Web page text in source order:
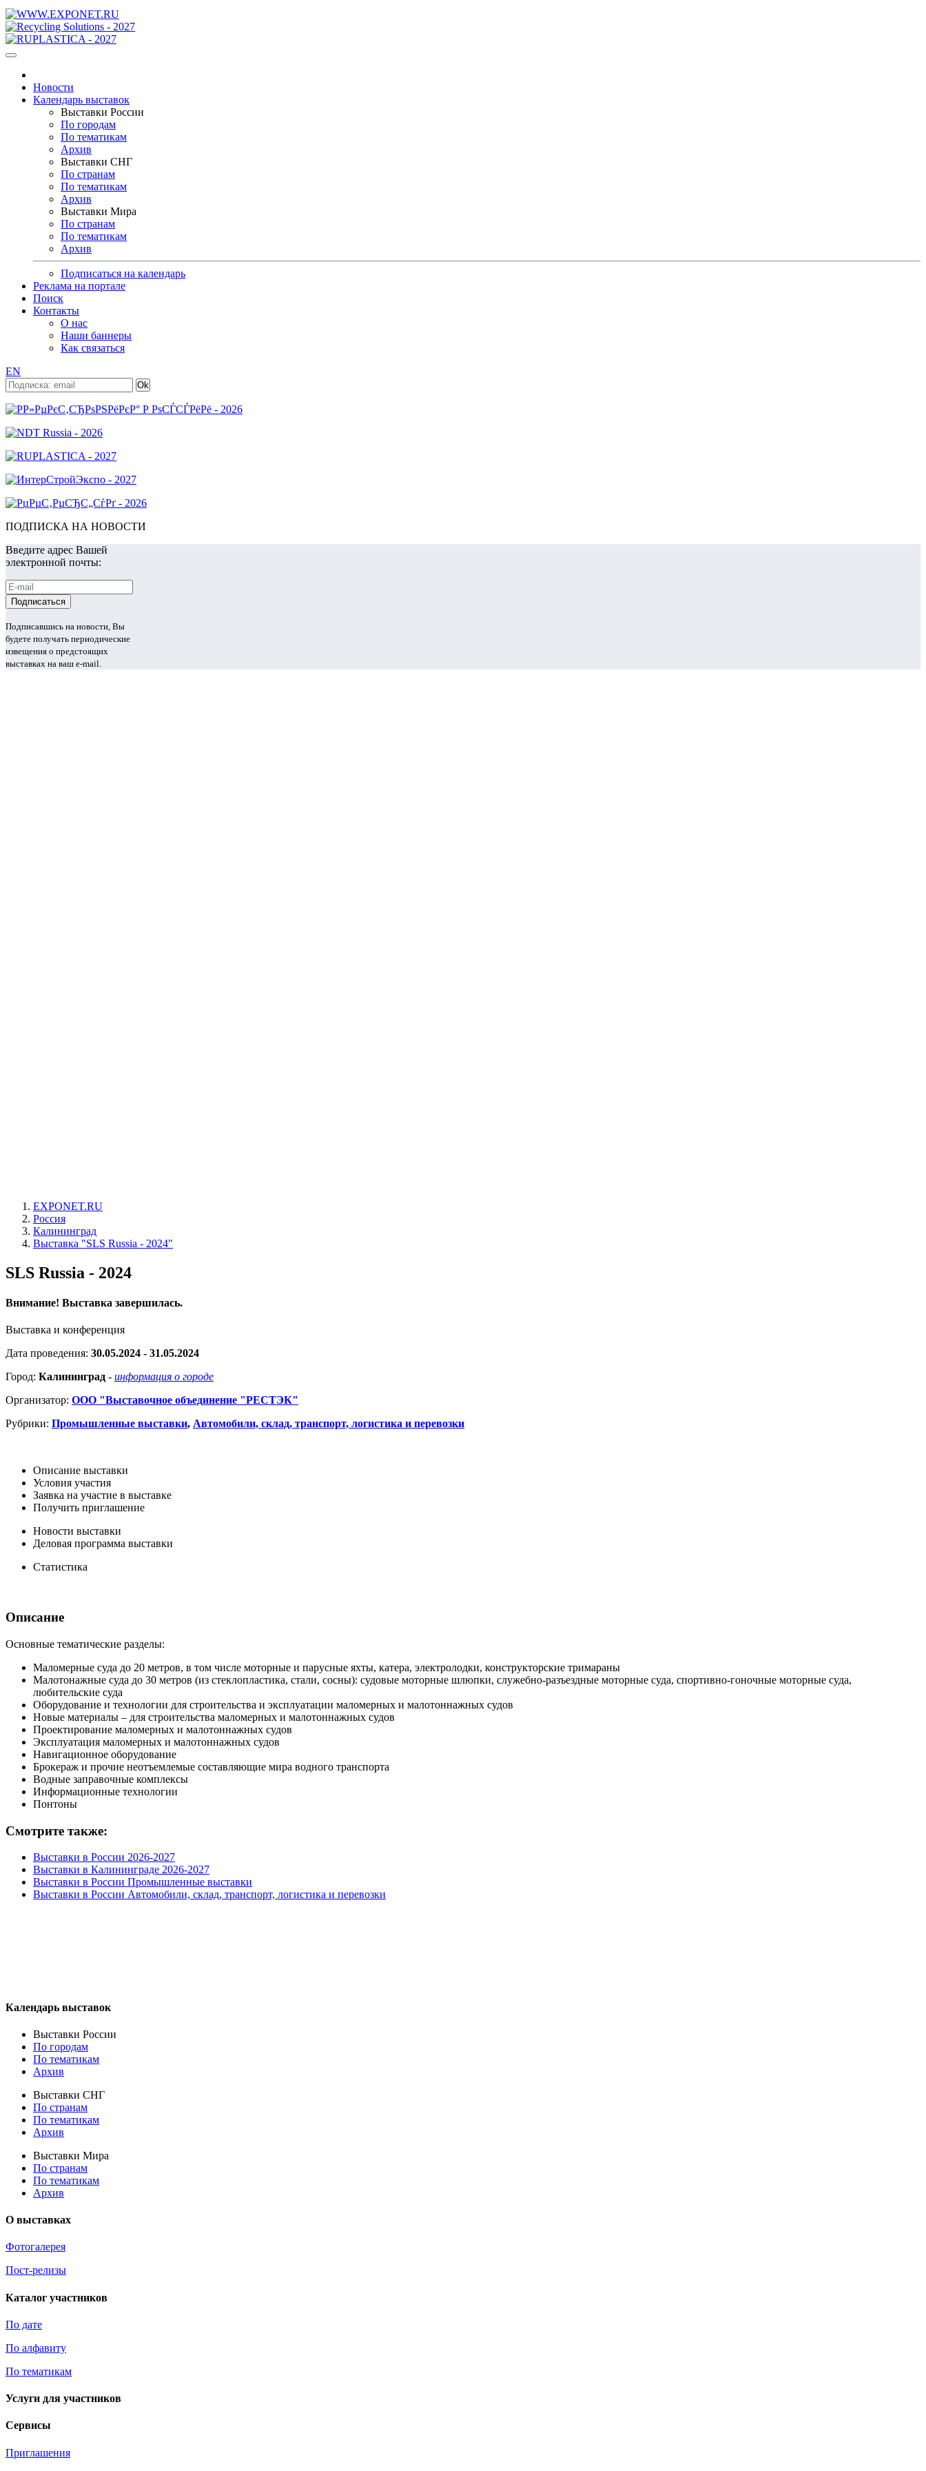
Новости
Календарь выставок
Выставки России
По городам
По тематикам
Архив
Выставки СНГ
По странам
По тематикам
Архив
Выставки Мира
По странам
По тематикам
Архив
Подписаться на календарь
Реклама на портале
Поиск
Контакты
О нас
Наши баннеры
Как связаться
EN
ПОДПИСКА НА НОВОСТИ
Введите адрес Вашей
электронной почты:
Подписавшись на новости, Вы
будете получать периодические
извещения о предстоящих
выставках на ваш e-mail.
EXPONET.RU
Россия
Калининград
Выставка "SLS Russia - 2024"
SLS Russia - 2024
Внимание! Выставка завершилась.
Выставка и конференция
Дата проведения: 30.05.2024 - 31.05.2024
Город: Калининград - информация о городе
Организатор: ООО "Выставочное объединение "РЕСТЭК"
Рубрики: Промышленные выставки, Автомобили, склад, транспорт, логистика и перевозки
Описание выставки
Условия участия
Заявка на участие в выставке
Получить приглашение
Новости выставки
Деловая программа выставки
Статистика
Описание
Основные тематические разделы:
Маломерные суда до 20 метров, в том числе моторные и парусные яхты, катера, электролодки, конструкторские тримараны
Малотонажные суда до 30 метров (из стеклопластика, стали, сосны): судовые моторные шлюпки, служебно-разъездные моторные суда, спортивно-гоночные моторные суда,
любительские суда
Оборудование и технологии для строительства и эксплуатации маломерных и малотоннажных судов
Новые материалы – для строительства маломерных и малотоннажных судов
Проектирование маломерных и малотоннажных судов
Эксплуатация маломерных и малотоннажных судов
Навигационное оборудование
Брокераж и прочие неотъемлемые составляющие мира водного транспорта
Водные заправочные комплексы
Информационные технологии
Понтоны
Смотрите также:
Выставки в России 2026-2027
Выставки в Калининграде 2026-2027
Выставки в России Промышленные выставки
Выставки в России Автомобили, склад, транспорт, логистика и перевозки
Календарь выставок
Выставки России
По городам
По тематикам
Архив
Выставки СНГ
По странам
По тематикам
Архив
Выставки Мира
По странам
По тематикам
Архив
О выставках
Фотогалерея
Пост-релизы
Каталог участников
По дате
По алфавиту
По тематикам
Услуги для участников
Сервисы
Приглашения